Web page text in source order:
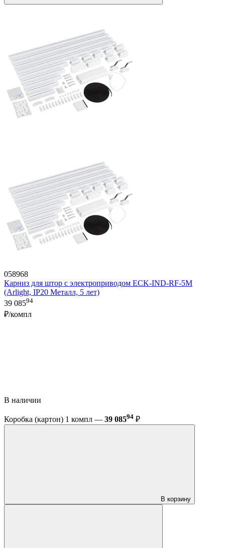
058968
Карниз для штор с электроприводом ECK-IND-RF-5M
(Arlight, IP20 Металл, 5 лет)
39 08594
₽/компл
В наличии
Коробка (картон) 1 компл — 39 08594 ₽
В корзину